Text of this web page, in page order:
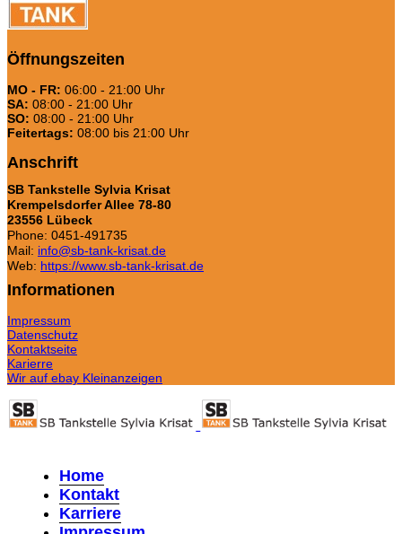
Öffnungszeiten
MO - FR: 06:00 - 21:00 Uhr
SA: 08:00 - 21:00 Uhr
SO: 08:00 - 21:00 Uhr
Feitertags: 08:00 bis 21:00 Uhr
Anschrift
SB Tankstelle Sylvia Krisat
Krempelsdorfer Allee 78-80
23556 Lübeck
Phone: 0451-491735
Mail: info@sb-tank-krisat.de
Web: https://www.sb-tank-krisat.de
Informationen
Impressum
Datenschutz
Kontaktseite
Karierre
Wir auf ebay Kleinanzeigen
Home
Kontakt
Karriere